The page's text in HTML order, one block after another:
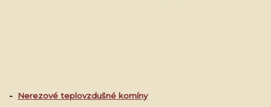
- Nerezové teplovzdušné komíny